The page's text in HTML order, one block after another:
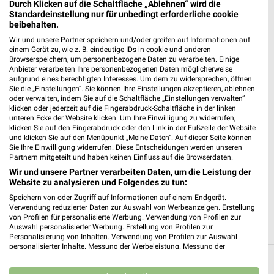
440,50 km • Angebote: 1 Prospekt
Ernsting's family Recklinghausen
Bochumer Str. 124
45661 Recklinghausen
Heute geschlossen
436,24 km
NKD Recklinghausen
Bochumer Str. 124 a
45661 Recklinghausen
Heute
geschlossen
436,24 km • Angebote: 2 Prospekte
Mode & Bekleidung Angebote und Prospekte
Durch Klicken auf die Schaltfläche „Ablehnen“ wird die
Standardeinstellung nur für unbedingt erforderliche cookie
beibehalten.
Wir und unsere Partner speichern und/oder greifen auf Informationen auf
einem Gerät zu, wie z. B. eindeutige IDs in cookie und anderen
Browserspeichern, um personenbezogene Daten zu verarbeiten. Einige
Anbieter verarbeiten Ihre personenbezogenen Daten möglicherweise
aufgrund eines berechtigten Interesses. Um dem zu widersprechen, öffnen
Sie die „Einstellungen“. Sie können Ihre Einstellungen akzeptieren, ablehnen
oder verwalten, indem Sie auf die Schaltfläche „Einstellungen verwalten“
klicken oder jederzeit auf die Fingerabdruck-Schaltfläche in der linken
unteren Ecke der Website klicken. Um Ihre Einwilligung zu widerrufen,
klicken Sie auf den Fingerabdruck oder den Link in der Fußzeile der Website
und klicken Sie auf den Menüpunkt „Meine Daten“. Auf dieser Seite können
Sie Ihre Einwilligung widerrufen. Diese Entscheidungen werden unseren
Partnern mitgeteilt und haben keinen Einfluss auf die Browserdaten.
Wir und unsere Partner verarbeiten Daten, um die Leistung der
Website zu analysieren und Folgendes zu tun:
Speichern von oder Zugriff auf Informationen auf einem Endgerät.
Verwendung reduzierter Daten zur Auswahl von Werbeanzeigen. Erstellung
von Profilen für personalisierte Werbung. Verwendung von Profilen zur
Auswahl personalisierter Werbung. Erstellung von Profilen zur
Personalisierung von Inhalten. Verwendung von Profilen zur Auswahl
personalisierter Inhalte. Messung der Werbeleistung. Messung der
Kombinationen von Daten aus verschiedenen Quellen. Entwicklung und